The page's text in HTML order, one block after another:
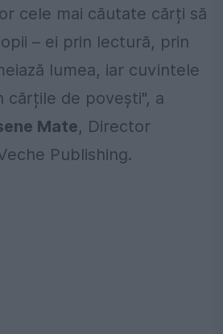
cele mai căutate cărți să
– ei prin lectură, prin
lumea, iar cuvintele
cărțile de povești", a
Mate, Director
Publishing.